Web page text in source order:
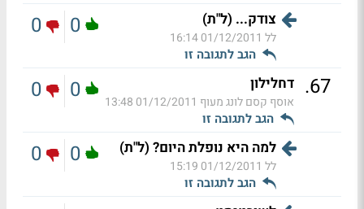
צודק... (ל"ת)
לל 01/12/2011 16:14
הגב לתגובה זו
0
0
67
. דחלילון
אוסף קסם לונג מעוף 01/12/2011 13:48
הגב לתגובה זו
0
0
למה היא נופלת היום? (ל"ת)
לל 01/12/2011 15:19
הגב לתגובה זו
0
0